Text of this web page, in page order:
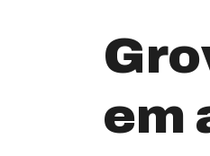
em